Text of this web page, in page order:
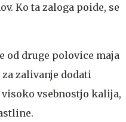
Ko ta zaloga poide, se
od druge polovice maja
zalivanje dodati
vsebnostjo kalija,